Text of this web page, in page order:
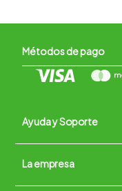
Métodos de pago
Ayuda y Soporte
Contacto vía WhatsApp
Términos y condiciones
La empresa